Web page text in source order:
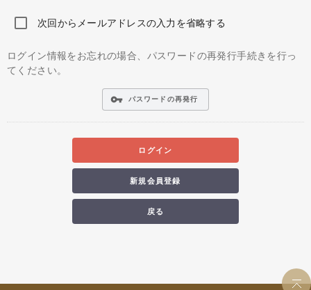
次回からメールアドレスの入力を省略する
ログイン情報をお忘れの場合、パスワードの再発行手続きを行っ
てください。
vpn_key パスワードの再発行
ログイン
新規会員登録
戻る